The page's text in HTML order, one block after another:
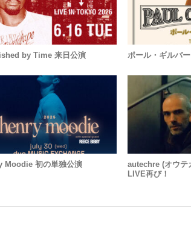
by Time 来日公演 ポール・ギルバ
Moodie 初の単独公演
autechre (オウテ
LIVE再び！